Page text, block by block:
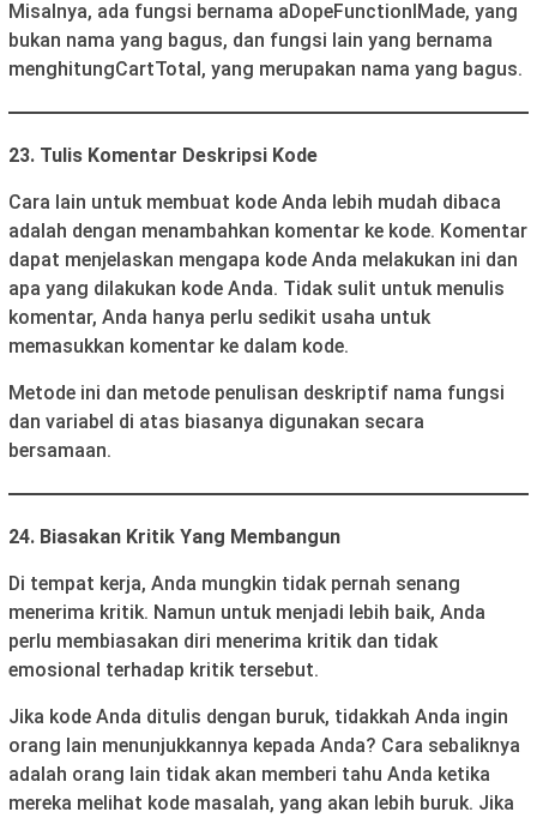
Misalnya, ada fungsi bernama aDopeFunctionIMade, yang
bukan nama yang bagus, dan fungsi lain yang bernama
menghitungCartTotal, yang merupakan nama yang bagus.
23. Tulis Komentar Deskripsi Kode
Cara lain untuk membuat kode Anda lebih mudah dibaca
adalah dengan menambahkan komentar ke kode. Komentar
dapat menjelaskan mengapa kode Anda melakukan ini dan
apa yang dilakukan kode Anda. Tidak sulit untuk menulis
komentar, Anda hanya perlu sedikit usaha untuk
memasukkan komentar ke dalam kode.
Metode ini dan metode penulisan deskriptif nama fungsi
dan variabel di atas biasanya digunakan secara
bersamaan.
24. Biasakan Kritik Yang Membangun
Di tempat kerja, Anda mungkin tidak pernah senang
menerima kritik. Namun untuk menjadi lebih baik, Anda
perlu membiasakan diri menerima kritik dan tidak
emosional terhadap kritik tersebut.
Jika kode Anda ditulis dengan buruk, tidakkah Anda ingin
orang lain menunjukkannya kepada Anda? Cara sebaliknya
adalah orang lain tidak akan memberi tahu Anda ketika
mereka melihat kode masalah, yang akan lebih buruk. Jika